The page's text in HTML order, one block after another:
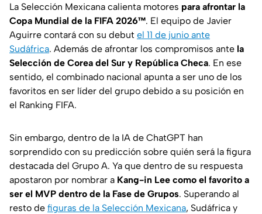
La Selección Mexicana calienta motores para afrontar la
Copa Mundial de la FIFA 2026™. El equipo de Javier
Aguirre contará con su debut el 11 de junio ante
Sudáfrica. Además de afrontar los compromisos ante la
Selección de Corea del Sur y República Checa. En ese
sentido, el combinado nacional apunta a ser uno de los
favoritos en ser líder del grupo debido a su posición en
el Ranking FIFA.
Sin embargo, dentro de la IA de ChatGPT han
sorprendido con su predicción sobre quién será la figura
destacada del Grupo A. Ya que dentro de su respuesta
apostaron por nombrar a Kang-in Lee como el favorito a
ser el MVP dentro de la Fase de Grupos. Superando al
resto de figuras de la Selección Mexicana, Sudáfrica y